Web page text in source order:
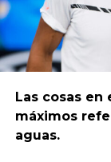
Las cosas
máximos
aguas.